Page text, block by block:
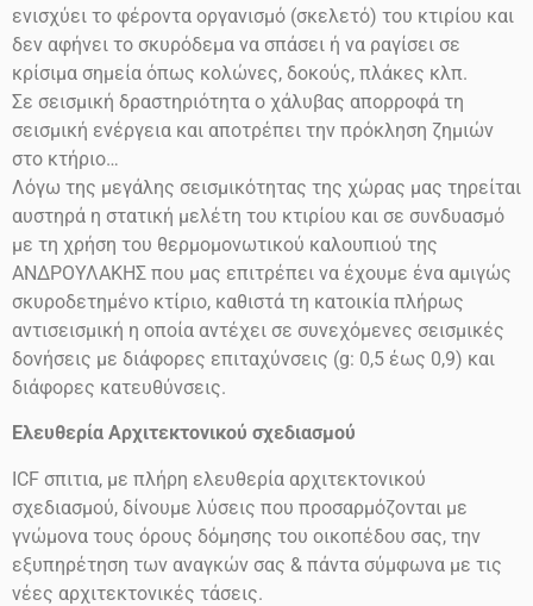
ενισχύει το φέροντα οργανισμό (σκελετό) του κτιρίου και
δεν αφήνει το σκυρόδεμα να σπάσει ή να ραγίσει σε
κρίσιμα σημεία όπως κολώνες, δοκούς, πλάκες κλπ.
Σε σεισμική δραστηριότητα ο χάλυβας απορροφά τη
σεισμική ενέργεια και αποτρέπει την πρόκληση ζημιών
στο κτήριο…
Λόγω της μεγάλης σεισμικότητας της χώρας μας τηρείται
αυστηρά η στατική μελέτη του κτιρίου και σε συνδυασμό
με τη χρήση του θερμομονωτικού καλουπιού της
ΑΝΔΡΟΥΛΑΚΗΣ που μας επιτρέπει να έχουμε ένα αμιγώς
σκυροδετημένο κτίριο, καθιστά τη κατοικία πλήρως
αντισεισμική η οποία αντέχει σε συνεχόμενες σεισμικές
δονήσεις με διάφορες επιταχύνσεις (g: 0,5 έως 0,9) και
διάφορες κατευθύνσεις.
Ελευθερία Αρχιτεκτονικού σχεδιασμού
ICF σπιτια, με πλήρη ελευθερία αρχιτεκτονικού
σχεδιασμού, δίνουμε λύσεις που προσαρμόζονται με
γνώμονα τους όρους δόμησης του οικοπέδου σας, την
εξυπηρέτηση των αναγκών σας & πάντα σύμφωνα με τις
νέες αρχιτεκτονικές τάσεις.